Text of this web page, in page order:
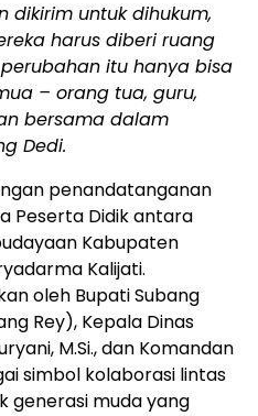
dikirim untuk dihukum,
harus diberi ruang
itu hanya bisa
– orang tua, guru,
bersama dalam
Dedi.
penandatanganan
Peserta Didik antara
Kabupaten
Kalijati.
oleh Bupati Subang
Rey), Kepala Dinas
M.Si., dan Komandan
simbol kolaborasi lintas
generasi muda yang